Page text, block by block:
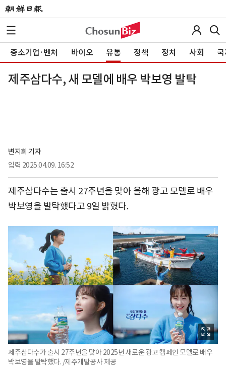
중소기업·벤처 바이오 유통 정책 정치 사회
제주삼다수, 새 모델에 배우 박보영 발탁
변지희 기자
입력 2025.04.09. 16:52
제주삼다수는 출시 27주년을 맞아 올해 광고 모델로 배우
박보영을 발탁했다고 9일 밝혔다.
제주삼다수가 출시 27주년을 맞아 2025년 새로운 광고 캠페인 모델로 배우
박보영을 발탁했다. /제주개발공사 제공